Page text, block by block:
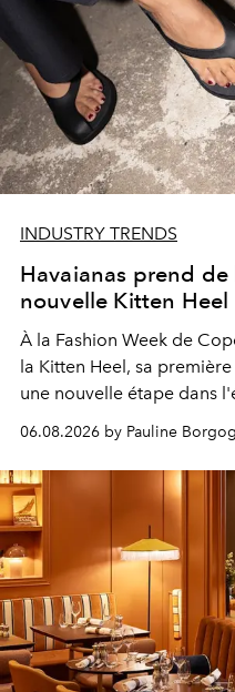
INDUSTRY TRENDS
Havaianas prend de
nouvelle Kitten Heel
À la Fashion Week de
la Kitten Heel, sa
une nouvelle étape dans
06.08.2026 by Pauline